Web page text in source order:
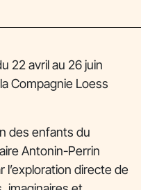
22 avril au 26 juin
Compagnie Loess
des enfants du
Antonin-Perrin
l’exploration directe de